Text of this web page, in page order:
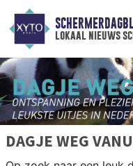
lokaal nieuws
DAGJE WEG